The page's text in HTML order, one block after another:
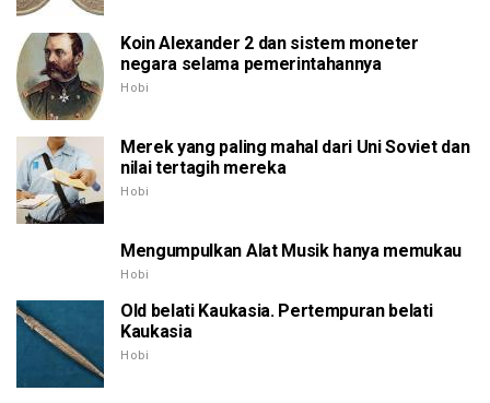
Koin Alexander 2 dan sistem moneter
negara selama pemerintahannya
Hobi
Merek yang paling mahal dari Uni Soviet dan
nilai tertagih mereka
Hobi
Mengumpulkan Alat Musik hanya memukau
Hobi
Old belati Kaukasia. Pertempuran belati
Kaukasia
Hobi